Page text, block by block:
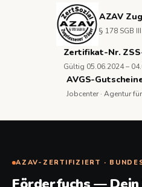
AZAV
§ 178 SGB
Zertifikat-Nr.
Gültig 05.06.2024 –
AVGS-
Jobcenter · Agentur
AZAV-ZERTIFIZIERT ·